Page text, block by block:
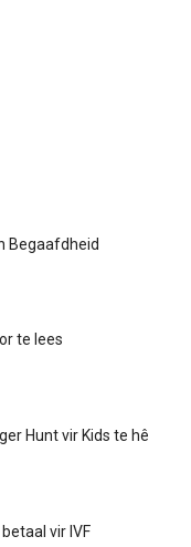
Begaafdheid
te lees
Hunt vir Kids te hê
vir IVF